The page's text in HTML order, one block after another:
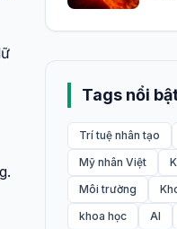
Tags nổi
Trí tuệ nhân tạo
Mỹ nhân Việt
Môi trường
khoa học
AI